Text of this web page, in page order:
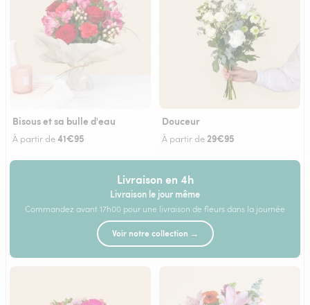
Bisous et sa bulle d'eau
À partir de41€95
Douceur
À partir de 29€95
Livraison en 4h
Livraison le jour même
Commandez avant 17h00 pour une livraison de fleurs dans la journée
Voir notre collection →